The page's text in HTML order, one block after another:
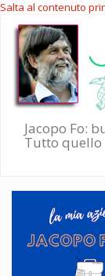
Salta al contenuto
Jacopo Fo:
Tutto quello